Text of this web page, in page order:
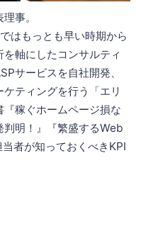
事。
はもっとも早い時期から
軸にしたコンサルティ
サービスを自社開発、
ティングを行う「エリ
稼ぐホームページ損な
明！』『繁盛するWeb
者が知っておくべきKPI